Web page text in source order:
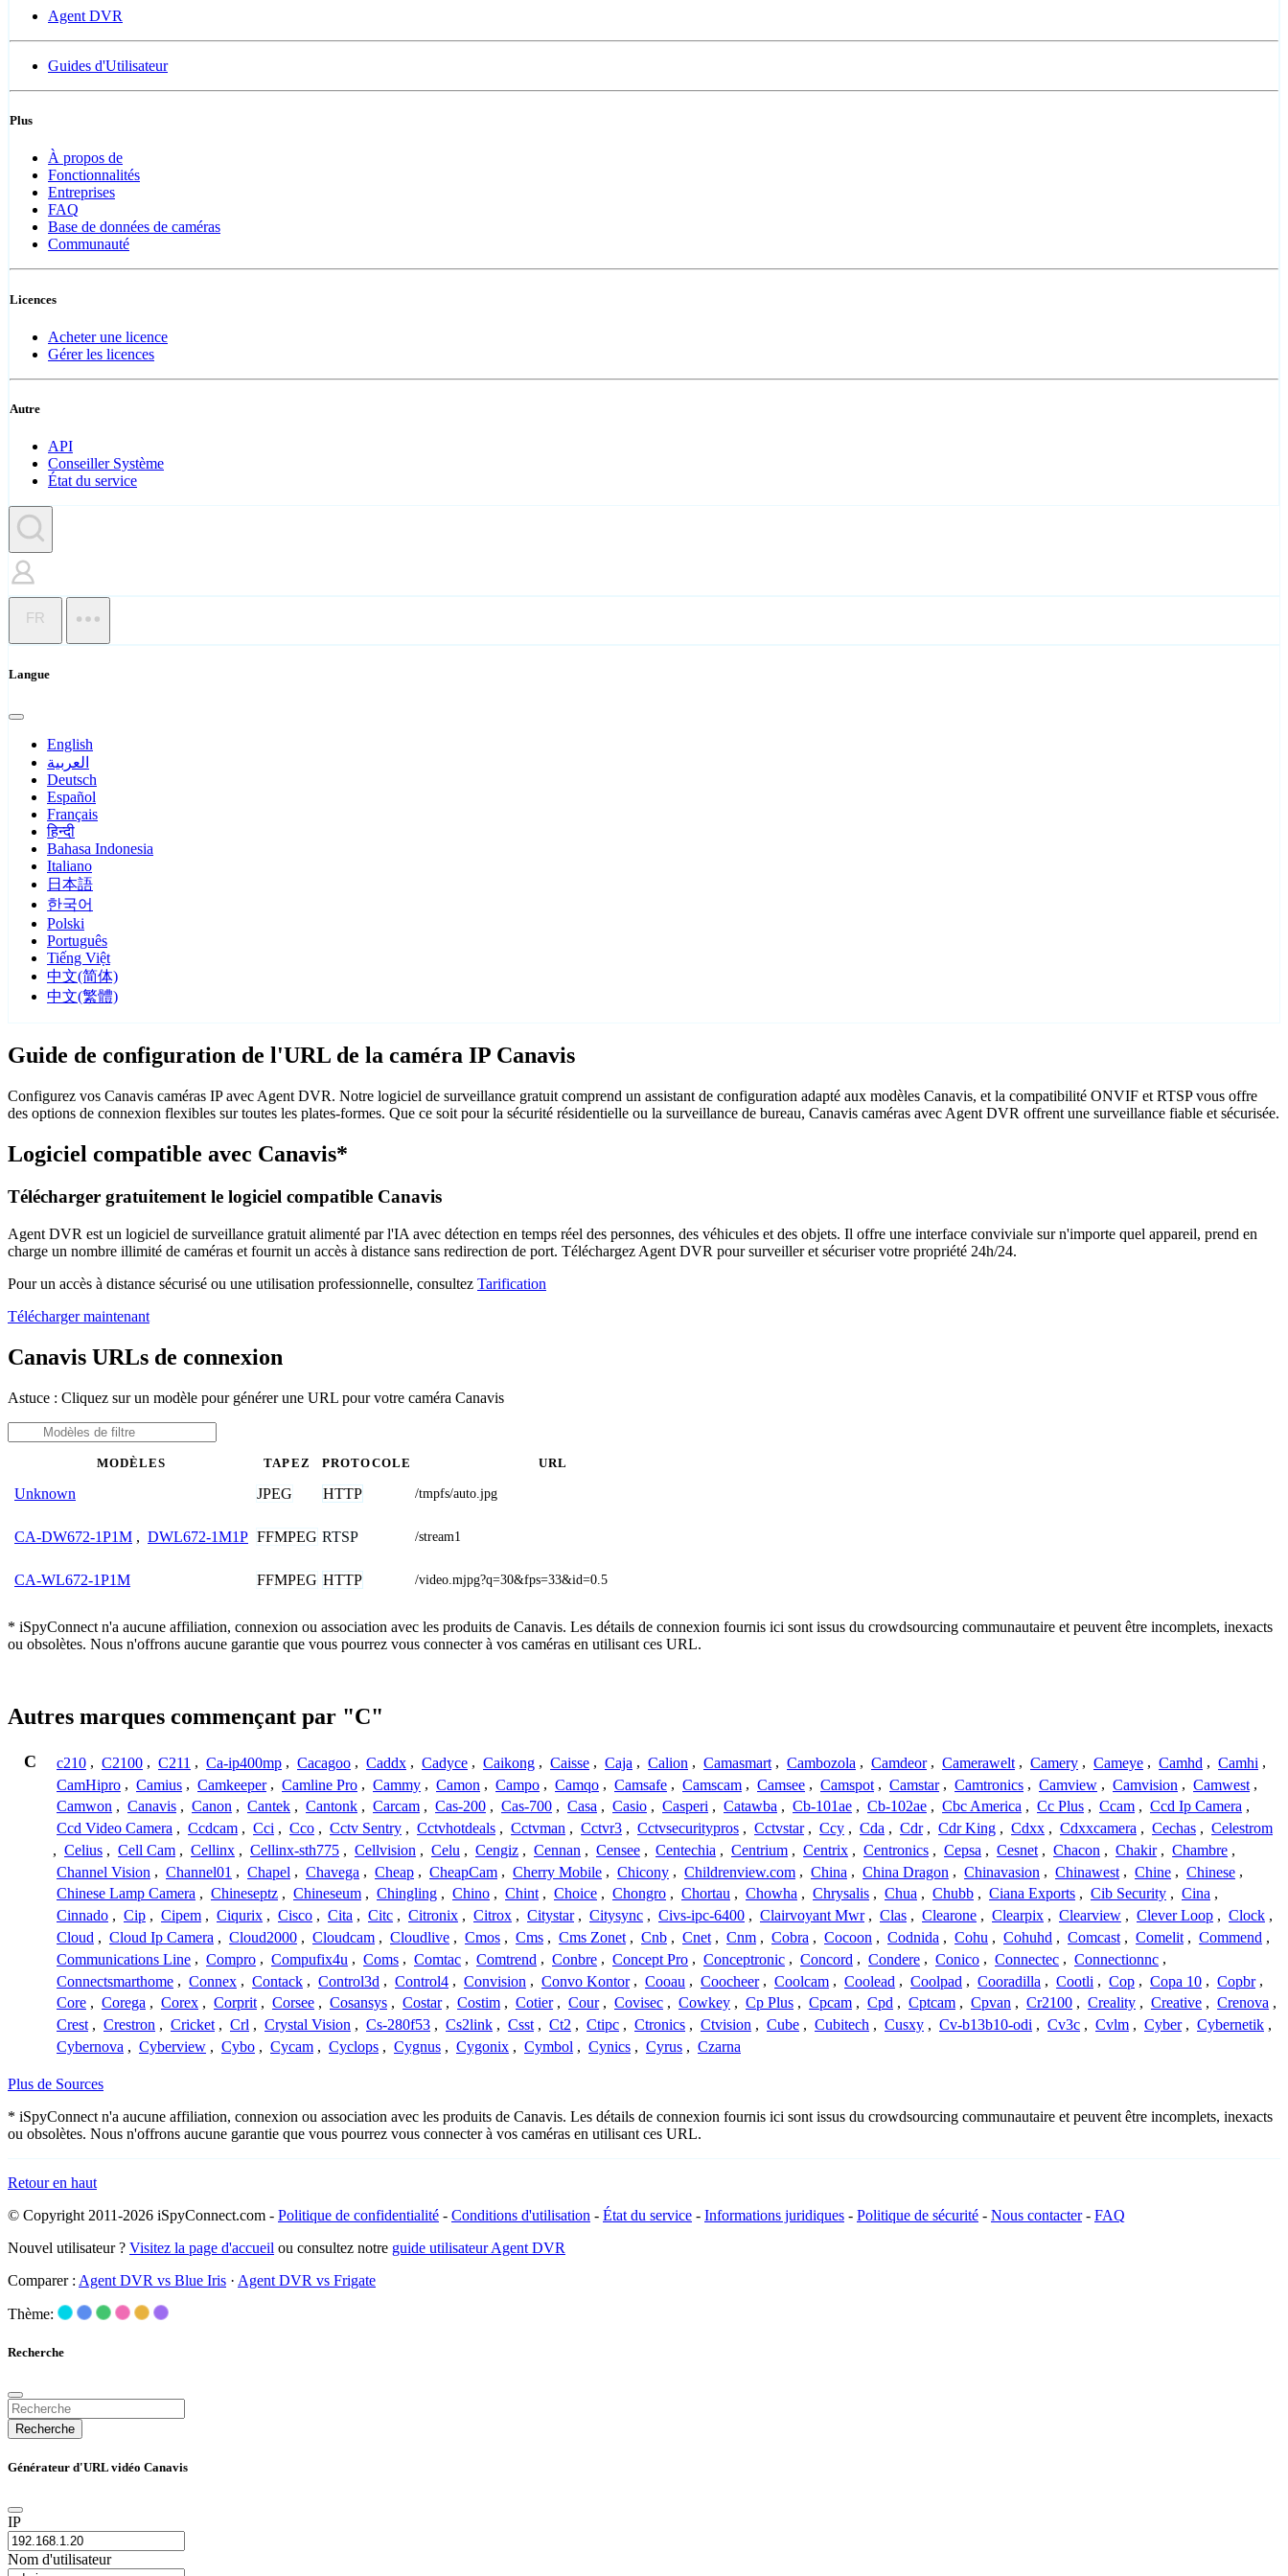
Agent DVR
Guides d'Utilisateur
Plus
À propos de
Fonctionnalités
Entreprises
FAQ
Base de données de caméras
Communauté
Licences
Acheter une licence
Gérer les licences
Autre
API
Conseiller Système
État du service
FR
Langue
English
العربية
Deutsch
Español
Français
हिन्दी
Bahasa Indonesia
Italiano
日本語
한국어
Polski
Português
Tiếng Việt
中文(简体)
中文(繁體)
Guide de configuration de l'URL de la caméra IP Canavis
Configurez vos Canavis caméras IP avec Agent DVR. Notre logiciel de surveillance gratuit comprend un assistant de configuration adapté aux modèles Canavis, et la compatibilité ONVIF et RTSP vous offre
des options de connexion flexibles sur toutes les plates-formes. Que ce soit pour la sécurité résidentielle ou la surveillance de bureau, Canavis caméras avec Agent DVR offrent une surveillance fiable et sécurisée.
Logiciel compatible avec Canavis*
Télécharger gratuitement le logiciel compatible Canavis
Agent DVR est un logiciel de surveillance gratuit alimenté par l'IA avec détection en temps réel des personnes, des véhicules et des objets. Il offre une interface conviviale sur n'importe quel appareil, prend en
charge un nombre illimité de caméras et fournit un accès à distance sans redirection de port. Téléchargez Agent DVR pour surveiller et sécuriser votre propriété 24h/24.
Pour un accès à distance sécurisé ou une utilisation professionnelle, consultez Tarification
Télécharger maintenant
Canavis URLs de connexion
Astuce : Cliquez sur un modèle pour générer une URL pour votre caméra Canavis
MODÈLES TAPEZ PROTOCOLE URL
Unknown JPEG HTTP /tmpfs/auto.jpg
CA-DW672-1P1M , DWL672-1M1P FFMPEG RTSP /stream1
CA-WL672-1P1M FFMPEG HTTP /video.mjpg?q=30&fps=33&id=0.5
* iSpyConnect n'a aucune affiliation, connexion ou association avec les produits de Canavis. Les détails de connexion fournis ici sont issus du crowdsourcing communautaire et peuvent être incomplets, inexacts
ou obsolètes. Nous n'offrons aucune garantie que vous pourrez vous connecter à vos caméras en utilisant ces URL.
Autres marques commençant par "C"
C c210 , C2100 , C211 , Ca-ip400mp , Cacagoo , Caddx , Cadyce , Caikong , Caisse , Caja , Calion , Camasmart , Cambozola , Camdeor , Camerawelt , Camery , Cameye , Camhd , Camhi ,
CamHipro , Camius , Camkeeper , Camline Pro , Cammy , Camon , Campo , Camqo , Camsafe , Camscam , Camsee , Camspot , Camstar , Camtronics , Camview , Camvision , Camwest ,
Camwon , Canavis , Canon , Cantek , Cantonk , Carcam , Cas-200 , Cas-700 , Casa , Casio , Casperi , Catawba , Cb-101ae , Cb-102ae , Cbc America , Cc Plus , Ccam , Ccd Ip Camera ,
Ccd Video Camera , Ccdcam , Cci , Cco , Cctv Sentry , Cctvhotdeals , Cctvman , Cctvr3 , Cctvsecuritypros , Cctvstar , Ccy , Cda , Cdr , Cdr King , Cdxx , Cdxxcamera , Cechas , Celestrom
, Celius , Cell Cam , Cellinx , Cellinx-sth775 , Cellvision , Celu , Cengiz , Cennan , Censee , Centechia , Centrium , Centrix , Centronics , Cepsa , Cesnet , Chacon , Chakir , Chambre ,
Channel Vision , Channel01 , Chapel , Chavega , Cheap , CheapCam , Cherry Mobile , Chicony , Childrenview.com , China , China Dragon , Chinavasion , Chinawest , Chine , Chinese ,
Chinese Lamp Camera , Chineseptz , Chineseum , Chingling , Chino , Chint , Choice , Chongro , Chortau , Chowha , Chrysalis , Chua , Chubb , Ciana Exports , Cib Security , Cina ,
Cinnado , Cip , Cipem , Ciqurix , Cisco , Cita , Citc , Citronix , Citrox , Citystar , Citysync , Civs-ipc-6400 , Clairvoyant Mwr , Clas , Clearone , Clearpix , Clearview , Clever Loop , Clock ,
Cloud , Cloud Ip Camera , Cloud2000 , Cloudcam , Cloudlive , Cmos , Cms , Cms Zonet , Cnb , Cnet , Cnm , Cobra , Cocoon , Codnida , Cohu , Cohuhd , Comcast , Comelit , Commend ,
Communications Line , Compro , Compufix4u , Coms , Comtac , Comtrend , Conbre , Concept Pro , Conceptronic , Concord , Condere , Conico , Connectec , Connectionnc ,
Connectsmarthome , Connex , Contack , Control3d , Control4 , Convision , Convo Kontor , Cooau , Coocheer , Coolcam , Coolead , Coolpad , Cooradilla , Cootli , Cop , Copa 10 , Copbr ,
Core , Corega , Corex , Corprit , Corsee , Cosansys , Costar , Costim , Cotier , Cour , Covisec , Cowkey , Cp Plus , Cpcam , Cpd , Cptcam , Cpvan , Cr2100 , Creality , Creative , Crenova ,
Crest , Crestron , Cricket , Crl , Crystal Vision , Cs-280f53 , Cs2link , Csst , Ct2 , Ctipc , Ctronics , Ctvision , Cube , Cubitech , Cusxy , Cv-b13b10-odi , Cv3c , Cvlm , Cyber , Cybernetik ,
Cybernova , Cyberview , Cybo , Cycam , Cyclops , Cygnus , Cygonix , Cymbol , Cynics , Cyrus , Czarna
Plus de Sources
* iSpyConnect n'a aucune affiliation, connexion ou association avec les produits de Canavis. Les détails de connexion fournis ici sont issus du crowdsourcing communautaire et peuvent être incomplets, inexacts
ou obsolètes. Nous n'offrons aucune garantie que vous pourrez vous connecter à vos caméras en utilisant ces URL.
Retour en haut
© Copyright 2011-2026 iSpyConnect.com - Politique de confidentialité - Conditions d'utilisation - État du service - Informations juridiques - Politique de sécurité - Nous contacter- FAQ
Nouvel utilisateur ? Visitez la page d'accueil ou consultez notre guide utilisateur Agent DVR
Comparer : Agent DVR vs Blue Iris · Agent DVR vs Frigate
Thème:
Recherche
Recherche
Générateur d'URL vidéo Canavis
IP
Nom d'utilisateur